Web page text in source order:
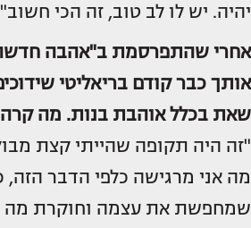
יהיה. יש לו לב טוב, זה הכי
אחרי שהתפרסמת ב"אהבה
אותך כבר קודם בריאליטי
שאת בכלל אוהבת בנות. מה
"זה היה תקופה שהייתי קצת
מה אני מרגישה כלפי הדבר הזה,
שמחפשת את עצמה וחוקרת